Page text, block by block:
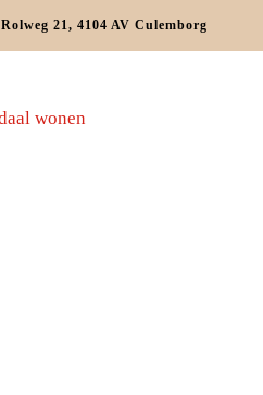
Rolweg 21, 4104 AV Culemborg